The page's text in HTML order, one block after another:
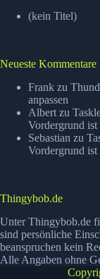
(kein Titel)
Neueste Kommentare
Frank zu
anpassen
Albert zu
Vordergrund ist
Sebastian zu
Vordergrund ist
Thingybob.de
Unter Thingybob.de
sind persönliche
beanspruchen kein
Alle Angaben ohne